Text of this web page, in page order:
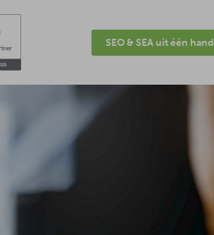
SEO & SEA uit één hand